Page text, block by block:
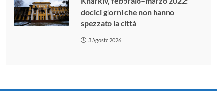
dodici giorni che non hanno
spezzato la città
3 Agosto 2026